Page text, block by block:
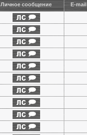
Личное сообщение E-